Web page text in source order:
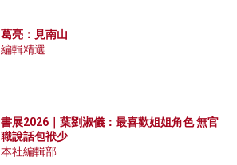
葛亮：見南山
編輯精選
書展2026｜葉劉淑儀：最喜歡姐姐角色 無官
職說話包袱少
本社編輯部